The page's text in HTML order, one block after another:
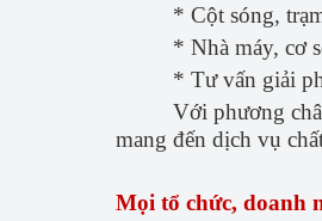
* Cột sóng,
* Nhà máy, cơ
* Tư vấn giải
Với phương
mang đến dịch vụ
Mọi tổ chức, doanh